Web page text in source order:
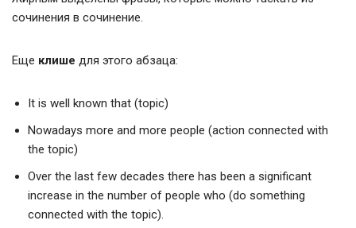
сочинения в сочинение.
Еще клише для этого абзаца:
It is well known that (topic)
Nowadays more and more people (action connected with
the topic)
Over the last few decades there has been a significant
increase in the number of people who (do something
connected with the topic).